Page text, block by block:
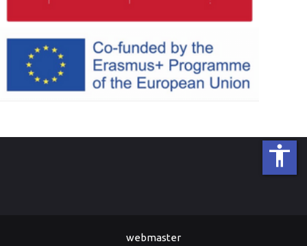
webmaster
accessibility